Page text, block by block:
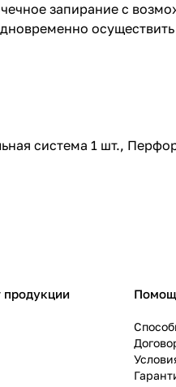
запирание с
система 1 шт.,
продукции